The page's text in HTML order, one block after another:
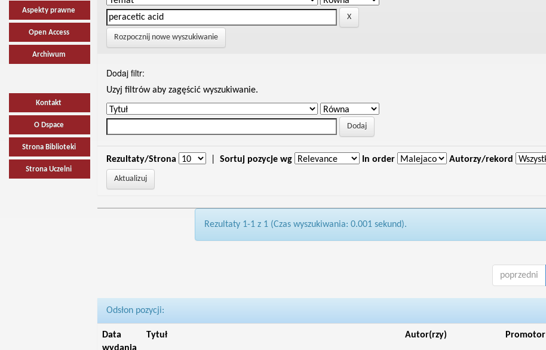
Aspekty prawne
Open Access
Archiwum
Kontakt
O Dspace
Strona Biblioteki
Strona Uczelni
Rozpocznij nowe wyszukiwanie
Dodaj filtr:
Uzyj filtrów aby zagęścić wyszukiwanie.
Rezultaty/Strona Sortuj pozycje wg In order Autorzy/rekord
Rezultaty 1-1 z 1 (Czas wyszukiwania: 0.001 sekund).
poprzedni
Odsłon pozycji:
Data
Tytuł Autor(rzy) Promotor